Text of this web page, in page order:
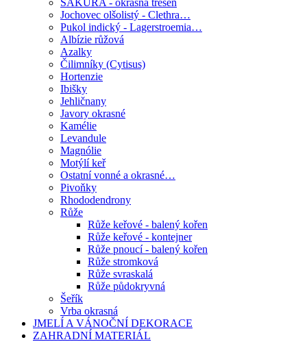
SAKURA - okrasná třešeň
Jochovec olšolistý - Clethra…
Pukol indický - Lagerstroemia…
Albízie růžová
Azalky
Čilimníky (Cytisus)
Hortenzie
Ibišky
Jehličnany
Javory okrasné
Kamélie
Levandule
Magnólie
Motýlí keř
Ostatní vonné a okrasné…
Pivoňky
Rhododendrony
Růže
Růže keřové - balený kořen
Růže keřové - kontejner
Růže pnoucí - balený kořen
Růže stromková
Růže svraskalá
Růže půdokryvná
Šeřík
Vrba okrasná
JMELÍ A VÁNOČNÍ DEKORACE
ZAHRADNÍ MATERIÁL